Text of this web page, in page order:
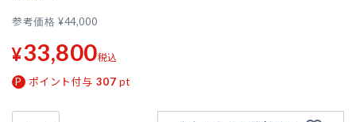
参考価格 ¥44,000
¥33,800税込
ポイント付与 307 pt